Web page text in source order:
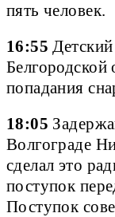
пять человек.
16:55
Белгородской
попадания
18:05
Волгограде
сделал это
поступок
Поступок